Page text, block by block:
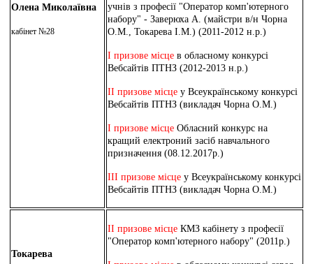
Олена Миколаївна
кабінет №28
учнів з професії "Оператор комп'ютерного
набору" - Заверюха А. (майстри в/н Чорна
О.М., Токарева І.М.) (2011-2012 н.р.)
І призове місце в обласному конкурсі
Вебсайтів ПТНЗ (2012-2013 н.р.)
ІІ призове місце у Всеукраїнському конкурсі
Вебсайтів ПТНЗ (викладач Чорна О.М.)
І призове місце Обласний конкурс на
кращий електроний засіб навчального
призначення (08.12.2017р.)
ІІІ призове місце у Всеукраїнському конкурсі
Вебсайтів ПТНЗ (викладач Чорна О.М.)
Токарева
ІІ призове місце КМЗ кабінету з професії
"Оператор комп'ютерного набору" (2011р.)